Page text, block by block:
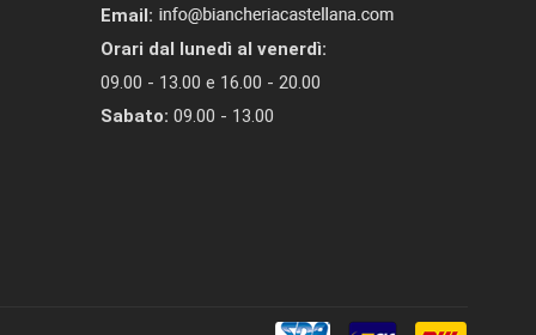
Email:
Orari dal lunedì al venerdì:
09.00 - 13.00 e 16.00 - 20.00
Sabato: 09.00 - 13.00